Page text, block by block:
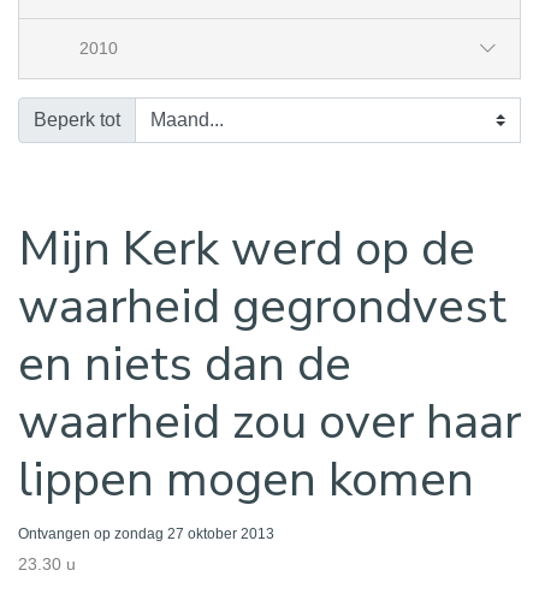
2010
Beperk tot
Mijn Kerk werd op de
waarheid gegrondvest
en niets dan de
waarheid zou over haar
lippen mogen komen
Ontvangen op zondag 27 oktober 2013
23.30 u